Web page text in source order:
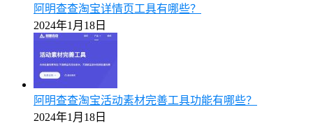
阿明查查淘宝详情页工具有哪些？
2024年1月18日
阿明查查淘宝活动素材完善工具功能有哪些？
2024年1月18日